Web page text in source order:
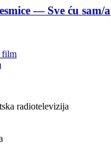
— Sve ću sam/a
film
radiotelevizija